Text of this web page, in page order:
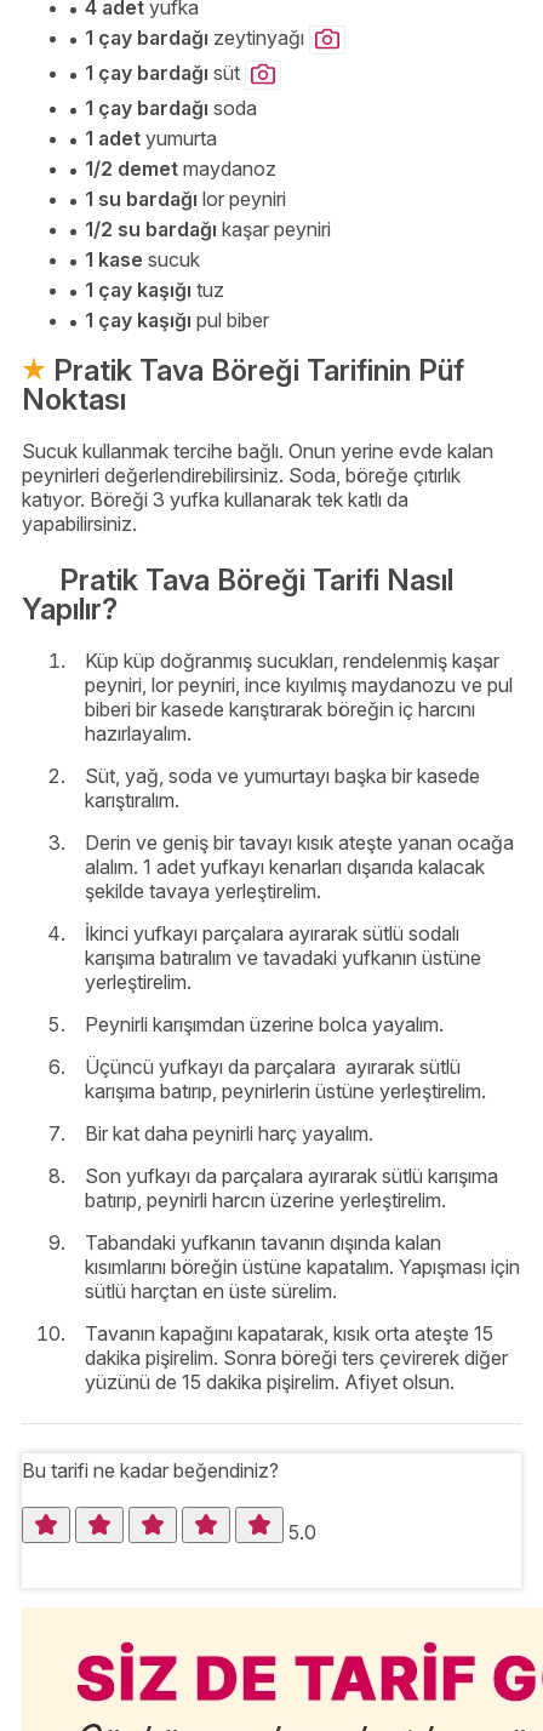
4 adet yufka
1 çay bardağı zeytinyağı
1 çay bardağı süt
1 çay bardağı soda
1 adet yumurta
1/2 demet maydanoz
1 su bardağı lor peyniri
1/2 su bardağı kaşar peyniri
1 kase sucuk
1 çay kaşığı tuz
1 çay kaşığı pul biber
Pratik Tava Böreği Tarifinin Püf
Noktası
Sucuk kullanmak tercihe bağlı. Onun yerine evde kalan
peynirleri değerlendirebilirsiniz. Soda, böreğe çıtırlık
katıyor. Böreği 3 yufka kullanarak tek katlı da
yapabilirsiniz.
Pratik Tava Böreği Tarifi Nasıl
Yapılır?
Küp küp doğranmış sucukları, rendelenmiş kaşar
peyniri, lor peyniri, ince kıyılmış maydanozu ve pul
biberi bir kasede karıştırarak böreğin iç harcını
hazırlayalım.
Süt, yağ, soda ve yumurtayı başka bir kasede
karıştıralım.
Derin ve geniş bir tavayı kısık ateşte yanan ocağa
alalım. 1 adet yufkayı kenarları dışarıda kalacak
şekilde tavaya yerleştirelim.
İkinci yufkayı parçalara ayırarak sütlü sodalı
karışıma batıralım ve tavadaki yufkanın üstüne
yerleştirelim.
Peynirli karışımdan üzerine bolca yayalım.
Üçüncü yufkayı da parçalara ayırarak sütlü
karışıma batırıp, peynirlerin üstüne yerleştirelim.
Bir kat daha peynirli harç yayalım.
Son yufkayı da parçalara ayırarak sütlü karışıma
batırıp, peynirli harcın üzerine yerleştirelim.
Tabandaki yufkanın tavanın dışında kalan
kısımlarını böreğin üstüne kapatalım. Yapışması için
sütlü harçtan en üste sürelim.
Tavanın kapağını kapatarak, kısık orta ateşte 15
dakika pişirelim. Sonra böreği ters çevirerek diğer
yüzünü de 15 dakika pişirelim. Afiyet olsun.
Bu tarifi ne kadar beğendiniz?
5.0